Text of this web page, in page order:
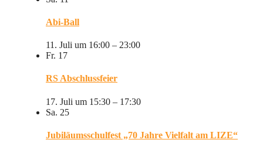
Abi-Ball
11. Juli um 16:00 – 23:00
Fr. 17
RS Abschlussfeier
17. Juli um 15:30 – 17:30
Sa. 25
Jubiläumsschulfest „70 Jahre Vielfalt am LIZE“